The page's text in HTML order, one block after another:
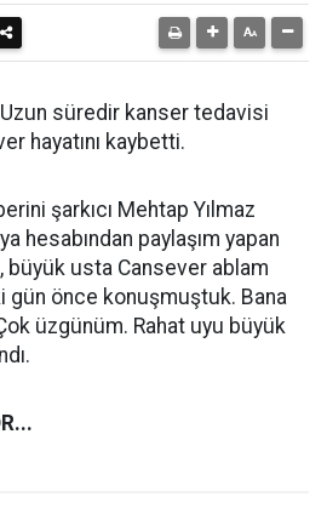
Uzun süredir kanser tedavisi
hayatını kaybetti.
şarkıcı Mehtap Yılmaz
hesabından paylaşım yapan
büyük usta Cansever ablam
gün önce konuşmuştuk. Bana
üzgünüm. Rahat uyu büyük